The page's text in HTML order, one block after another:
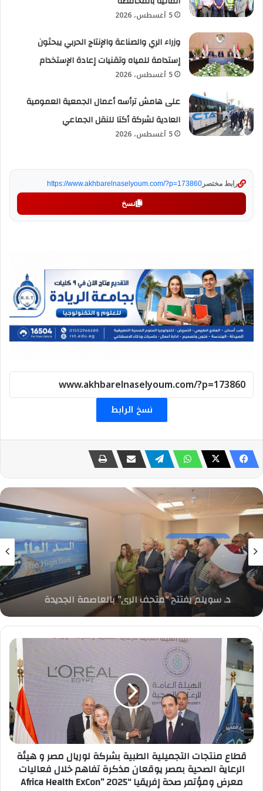
5 أغسطس، 2026
وزراء الري والصناعة والإنتاج الحربي يبحثون
إستدامة للمياه وتقنيات إعادة الإستخدام
5 أغسطس، 2026
على هامش ترأسه أعمال الجمعية العمومية
العادية لشركة أكتا للنقل الجماعي
5 أغسطس، 2026
رابط مختصر https://www.akhbarelnaselyoum.com/?p=173860
نسخ
نسخ الرابط
تحقيقات و تقارير
4 أغسطس، 2026
د. سويلم يفتتح “متحف الري” بالعاصمة الجديدة
بحضور وزراء النقل والتنمية المحلية والبيئة
والأوقاف والرئيس التنفيذي لهيئة المتحف
المصري الكبير
قطاع
منتجات
التجميلية
الطبية
بشركة
لوريال
مصر
و
هيئة
الرعاية
الصحية
بمصر
قطاع منتجات التجميلية الطبية بشركة لوريال مصر و هيئة
الرعاية الصحية بمصر يوقعان مذكرة تفاهم خلال فعاليات
معرض ومؤتمر صحة إفريقيا “Africa Health ExCon” 2025